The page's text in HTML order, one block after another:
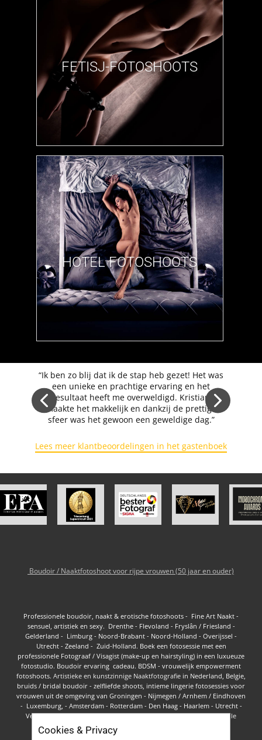
FETISJ-FOTOSHOOTS
HOTEL FOTOSHOOTS
“Ik ben zo blij dat ik de stap heb gezet! Het was
een unieke en prachtige ervaring en het
resultaat heeft me overweldigd. Kristian
maakte het makkelijk en dankzij de prettige
sfeer was het gewoon een geweldige dag.”
Lees meer klantbeoordelingen in het gastenboek
Boudoir / Naaktfotoshoot voor rijpe vrouwen (50 jaar en ouder)
Professionele boudoir, naakt & erotische fotoshoots - Fine Art Naakt -
sensuel, artistiek en sexy. Drenthe - Flevoland - Fryslân / Friesland -
Gelderland - Limburg - Noord-Brabant - Noord-Holland - Overijssel -
Utrecht - Zeeland - Zuid-Holland. Boek een ​fotosessie​ met een
professionele Fotograaf / Visagist (make-up en hairstyling) in een luxueuze
fotostudio. Boudoir ervaring cadeau. BDSM - vrouwelijk empowerment
fotoshoots. Artistieke en kunstzinnige Naaktfotografie in Nederl​and, Belgie,
bruids / bridal boudoir - zelfliefde shoots, intieme lingerie fotosessies voor
vrouwen uit de omgeving van Groningen - Nijmegen / Arnhem / Eindhoven
- Luxemburg, - Amsterdam- Rotterdam - Den Haag- Haarlem - Utrecht -
Venlo en Brugge -Brussel - Gent - Charleroi-Antwerpen-sfeervolle
lingerie foto's- curvy naaktfotografie plus-size vrouwen
Cookies & Privacy